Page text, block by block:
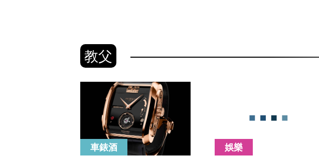
教父
車錶酒
娛樂